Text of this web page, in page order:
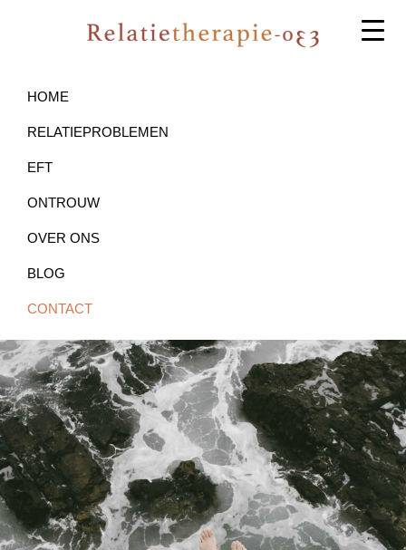
van
HOME
RELATIEPROBLEMEN
EFT
ONTROUW
OVER ONS
BLOG
CONTACT